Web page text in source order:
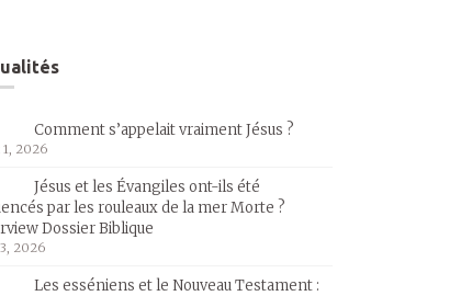
Comment s’appelait vraiment Jésus ?
2026
Jésus et les Évangiles ont-ils été
par les rouleaux de la mer Morte ?
Dossier Biblique
2026
Les esséniens et le Nouveau Testament :